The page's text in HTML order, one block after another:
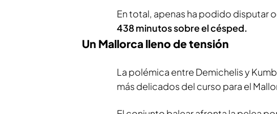
En total, apenas ha podido disputar
438 minutos sobre el césped.
Un Mallorca lleno de tensión
La polémica entre Demichelis y
más delicados del curso para el